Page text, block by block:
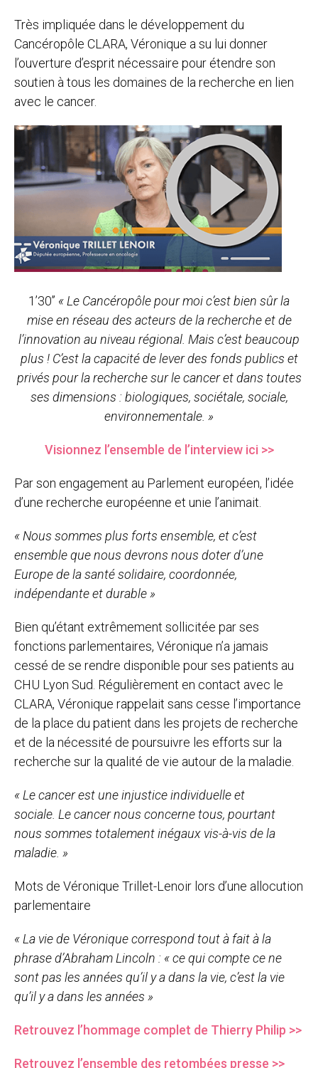
Très impliquée dans le développement du
Cancéropôle CLARA, Véronique a su lui donner
l’ouverture d’esprit nécessaire pour étendre son
soutien à tous les domaines de la recherche en lien
avec le cancer.
1’30’’ « Le Cancéropôle pour moi c’est bien sûr la
mise en réseau des acteurs de la recherche et de
l’innovation au niveau régional. Mais c’est beaucoup
plus ! C’est la capacité de lever des fonds publics et
privés pour la recherche sur le cancer et dans toutes
ses dimensions : biologiques, sociétale, sociale,
environnementale. »
Visionnez l’ensemble de l’interview ici >>
Par son engagement au Parlement européen, l’idée
d’une recherche européenne et unie l’animait.
« Nous sommes plus forts ensemble, et c’est
ensemble que nous devrons nous doter d’une
Europe de la santé solidaire, coordonnée,
indépendante et durable »
Bien qu’étant extrêmement sollicitée par ses
fonctions parlementaires, Véronique n’a jamais
cessé de se rendre disponible pour ses patients au
CHU Lyon Sud. Régulièrement en contact avec le
CLARA, Véronique rappelait sans cesse l’importance
de la place du patient dans les projets de recherche
et de la nécessité de poursuivre les efforts sur la
recherche sur la qualité de vie autour de la maladie.
« Le cancer est une injustice individuelle et
sociale. Le cancer nous concerne tous, pourtant
nous sommes totalement inégaux vis-à-vis de la
maladie. »
Mots de Véronique Trillet-Lenoir lors d’une allocution
parlementaire
« La vie de Véronique correspond tout à fait à la
phrase d’Abraham Lincoln : « ce qui compte ce ne
sont pas les années qu’il y a dans la vie, c’est la vie
qu’il y a dans les années »
Retrouvez l’hommage complet de Thierry Philip >>
Retrouvez l’ensemble des retombées presse >>